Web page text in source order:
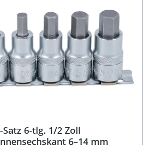
1 x Metallschiene zur
Satz 6-tlg. 1/2 Zoll
6–14 mm